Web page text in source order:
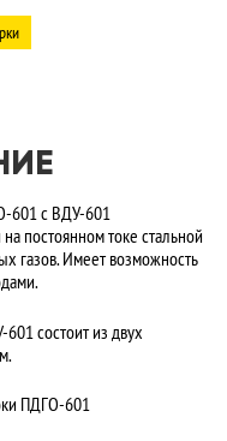
601 с ВДУ-601
постоянном токе стальной
газов. Имеет возможность
состоит из двух
ПДГО-601